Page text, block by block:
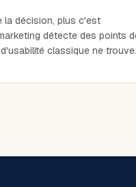
la décision, plus c'est
détecte des points
classique ne trouve.